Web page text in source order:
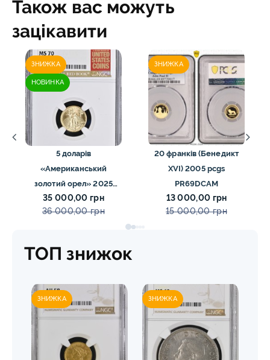
Також вас можуть
зацікавити
ЗНИЖКА
НОВИНКА
5 доларів
«Американський
золотий орел» 2025
MS70 NGC орел тип2
35 000,00 грн
36 000,00 грн
ЗНИЖКА
20 франків (Бенедикт
XVI) 2005 pcgs
PR69DCAM
13 000,00 грн
15 000,00 грн
ТОП знижок
ЗНИЖКА ЗНИЖКА